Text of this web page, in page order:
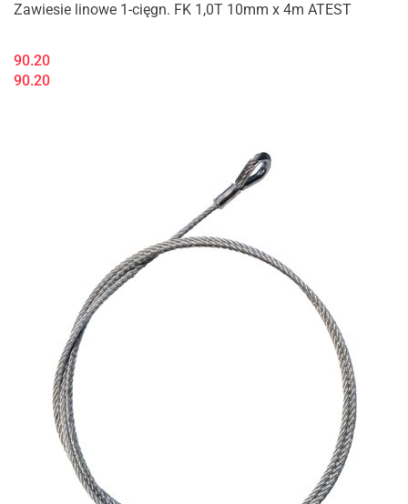
Zawiesie linowe 1-cięgn. FK 1,0T 10mm x 4m ATEST
90.20
90.20